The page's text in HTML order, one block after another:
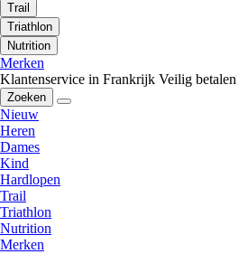
Trail
Triathlon
Nutrition
Merken
Klantenservice in Frankrijk Veilig betalen
Zoeken
Nieuw
Heren
Dames
Kind
Hardlopen
Trail
Triathlon
Nutrition
Merken